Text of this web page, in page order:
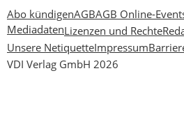
Abo kündigenAGBAGB Online-
MediadatenLizenzen und Rechte
Unsere NetiquetteImpressum
VDI Verlag GmbH 2026